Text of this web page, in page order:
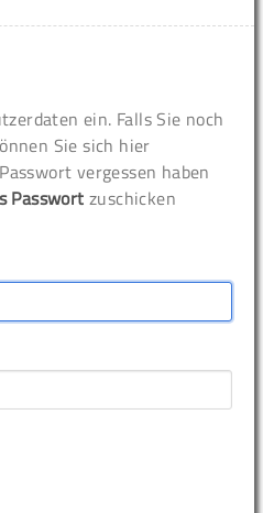
ein. Falls Sie noch
Sie sich hier
vergessen haben
Passwort zuschicken